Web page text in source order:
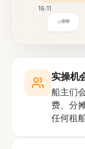
16:11
实操机
船主们
费、分
任何租